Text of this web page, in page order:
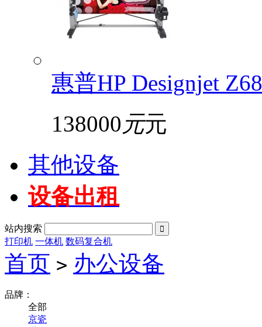
惠普HP Designjet
138000 元元
其他设备
设备出租
站内搜索 
打印机 一体机 数码复合机
首页 > 办公设备
品牌：
全部
京瓷